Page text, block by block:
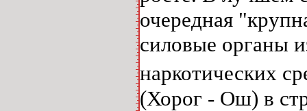
очередная
силовые органы
наркотических
(Хорог - Ош) в